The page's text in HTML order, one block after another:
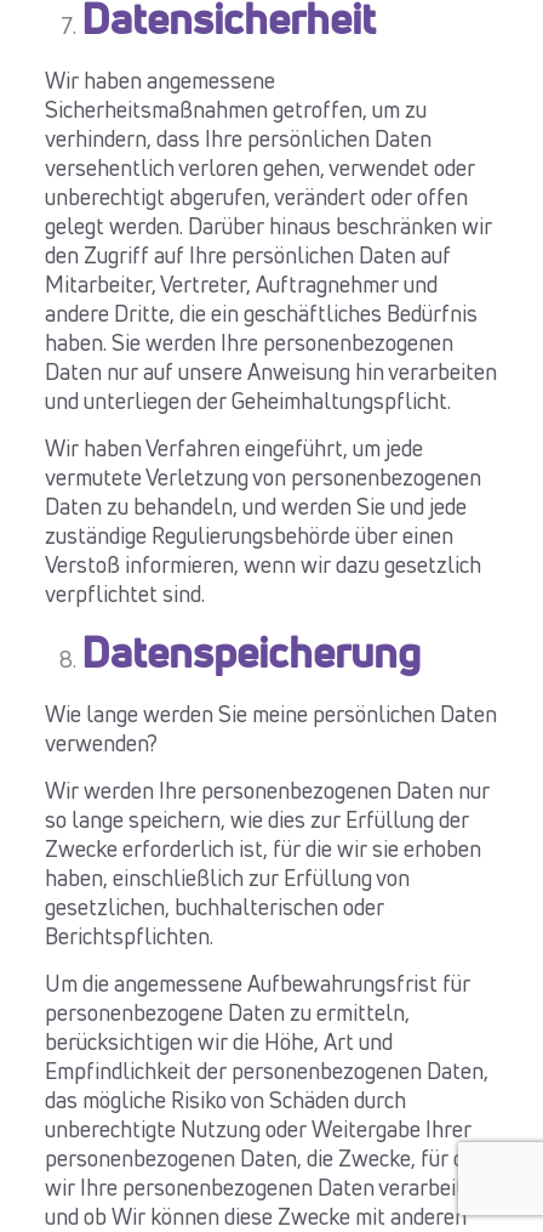
Datensicherheit
Wir haben angemessene
Sicherheitsmaßnahmen getroffen, um zu
verhindern, dass Ihre persönlichen Daten
versehentlich verloren gehen, verwendet oder
unberechtigt abgerufen, verändert oder offen
gelegt werden. Darüber hinaus beschränken wir
den Zugriff auf Ihre persönlichen Daten auf
Mitarbeiter, Vertreter, Auftragnehmer und
andere Dritte, die ein geschäftliches Bedürfnis
haben. Sie werden Ihre personenbezogenen
Daten nur auf unsere Anweisung hin verarbeiten
und unterliegen der Geheimhaltungspflicht.
Wir haben Verfahren eingeführt, um jede
vermutete Verletzung von personenbezogenen
Daten zu behandeln, und werden Sie und jede
zuständige Regulierungsbehörde über einen
Verstoß informieren, wenn wir dazu gesetzlich
verpflichtet sind.
Datenspeicherung
Wie lange werden Sie meine persönlichen Daten
verwenden?
Wir werden Ihre personenbezogenen Daten nur
so lange speichern, wie dies zur Erfüllung der
Zwecke erforderlich ist, für die wir sie erhoben
haben, einschließlich zur Erfüllung von
gesetzlichen, buchhalterischen oder
Berichtspflichten.
Um die angemessene Aufbewahrungsfrist für
personenbezogene Daten zu ermitteln,
berücksichtigen wir die Höhe, Art und
Empfindlichkeit der personenbezogenen Daten,
das mögliche Risiko von Schäden durch
unberechtigte Nutzung oder Weitergabe Ihrer
personenbezogenen Daten, die Zwecke, für die
wir Ihre personenbezogenen Daten verarbeiten
und ob Wir können diese Zwecke mit anderen